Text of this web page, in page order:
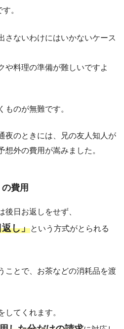
す。
さないわけにはいかないケース
や料理の準備が難しいですよ
ものが無難です。
夜のときには、兄の友人知人が
外の費用が嵩みました。
費用
後日お返しをせず、
し」という方式がとられる
ことで、お茶などの消耗品を渡
してくれます。